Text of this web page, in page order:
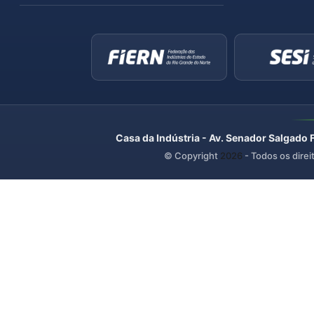
Casa da Indústria - Av. Senador
© Copyright 2026 - Todos os